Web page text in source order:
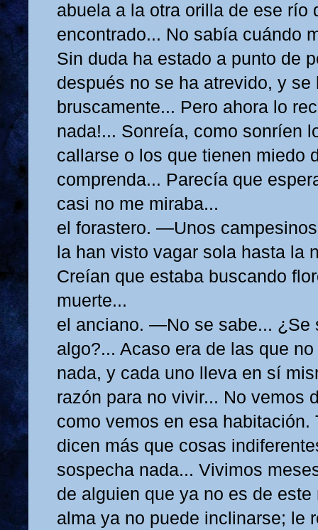
abuela a la otra orilla de ese río
encontrado... No sabía cuándo
Sin duda ha estado a punto de
después no se ha atrevido, y
bruscamente... Pero ahora lo
nada!... Sonreía, como sonríen
callarse o los que tienen miedo
comprenda... Parecía que
casi no me miraba...
el forastero. —Unos
la han visto vagar sola hasta la
Creían que estaba buscando
muerte...
el anciano. —No se sabe... ¿Se
algo?... Acaso era de las que
nada, y cada uno lleva en sí
razón para no vivir... No vemos
como vemos en esa habitación.
dicen más que cosas
sospecha nada... Vivimos
de alguien que ya no es de
alma ya no puede inclinarse; le